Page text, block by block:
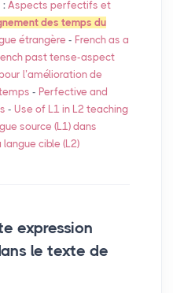
: Aspects perfectifs et
des temps du
étrangère - French as a
past tense-aspect
l’amélioration de
- Perfective and
- Use of L1 in L2 teaching
source (L1) dans
cible (L2)
expression
le texte de